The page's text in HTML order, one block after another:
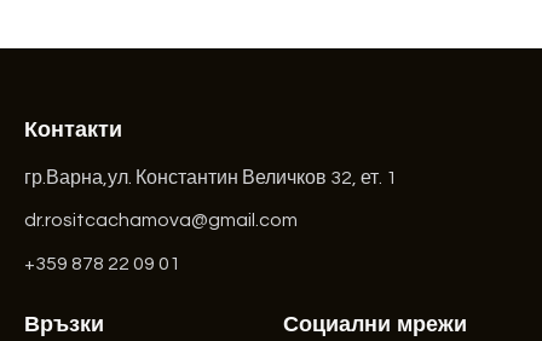
Контакти
гр.Варна,ул. Константин Величков 32, ет. 1
dr.rositcachamova@gmail.com
+359 878 22 09 01
Връзки Социални мрежи